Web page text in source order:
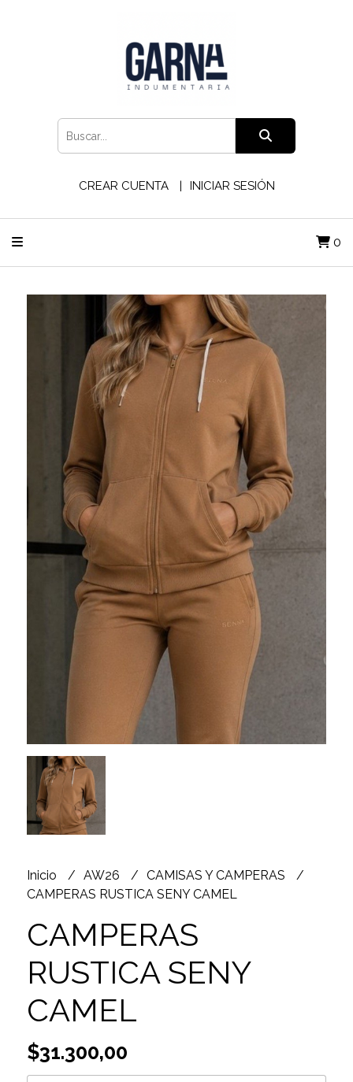
CREAR CUENTA INICIAR SESIÓN
0
Inicio AW26
CAMISAS Y CAMPERAS
CAMPERAS RUSTICA SENY CAMEL
CAMPERAS
RUSTICA SENY
CAMEL
$31.300,00